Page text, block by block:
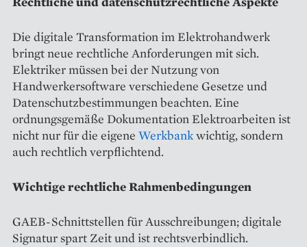
Die digitale Transformation im Elektrohandwerk
bringt neue rechtliche Anforderungen mit sich.
Elektriker müssen bei der Nutzung von
Handwerkersoftware verschiedene Gesetze und
Datenschutzbestimmungen beachten. Eine
ordnungsgemäße Dokumentation Elektroarbeiten ist
nicht nur für die eigene Werkbankwichtig, sondern
auch rechtlich verpflichtend.
Wichtige rechtliche Rahmenbedingungen
GAEB-Schnittstellen für Ausschreibungen; digitale
Signatur spart Zeit und ist rechtsverbindlich.